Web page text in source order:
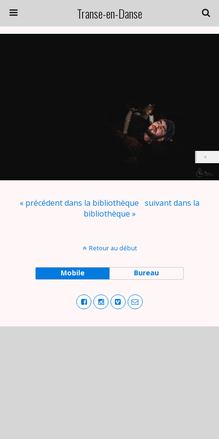
Transe-en-Danse
« précédent dans la bibliothèque suivant dans la
bibliothèque »
Retour au début
Mobile Bureau